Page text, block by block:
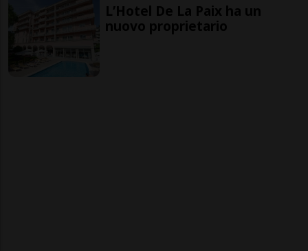
L’Hotel De La Paix ha un
nuovo proprietario